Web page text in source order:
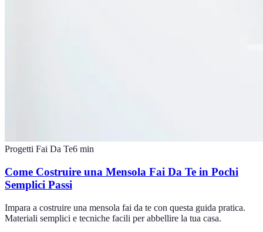
Progetti Fai Da Te6 min
Come Costruire una Mensola Fai Da Te in Pochi
Semplici Passi
Impara a costruire una mensola fai da te con questa guida pratica.
Materiali semplici e tecniche facili per abbellire la tua casa.